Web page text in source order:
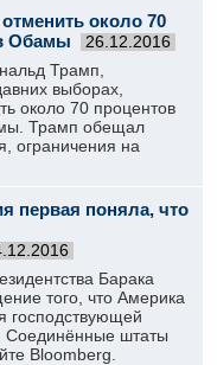
около 70
Обамы
26.12.2016
Трамп,
выборах,
около 70 процентов
Трамп обещал
ограничения на
первая поняла, что
Барака
того, что Америка
господствующей
Соединённые штаты
Bloomberg.